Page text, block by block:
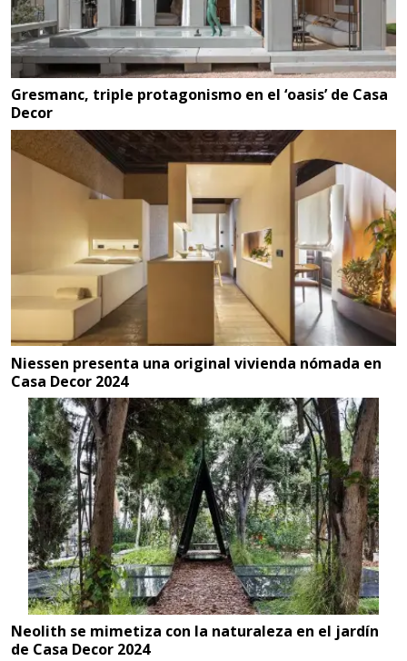
Gresmanc, triple protagonismo en el ‘oasis’ de Casa
Decor
Niessen presenta una original vivienda nómada en
Casa Decor 2024
Neolith se mimetiza con la naturaleza en el jardín
de Casa Decor 2024